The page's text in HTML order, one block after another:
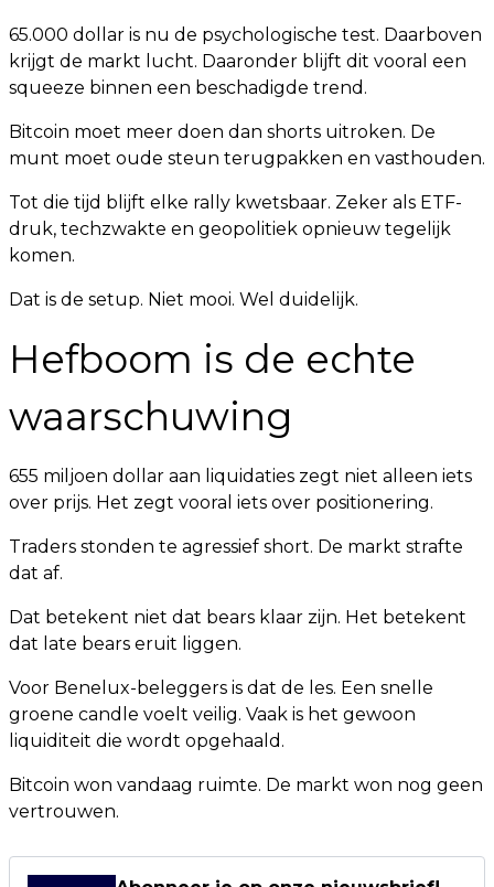
65.000 dollar is nu de psychologische test. Daarboven
krijgt de markt lucht. Daaronder blijft dit vooral een
squeeze binnen een beschadigde trend.
Bitcoin moet meer doen dan shorts uitroken. De
munt moet oude steun terugpakken en vasthouden.
Tot die tijd blijft elke rally kwetsbaar. Zeker als ETF-
druk, techzwakte en geopolitiek opnieuw tegelijk
komen.
Dat is de setup. Niet mooi. Wel duidelijk.
Hefboom is de echte
waarschuwing
655 miljoen dollar aan liquidaties zegt niet alleen iets
over prijs. Het zegt vooral iets over positionering.
Traders stonden te agressief short. De markt strafte
dat af.
Dat betekent niet dat bears klaar zijn. Het betekent
dat late bears eruit liggen.
Voor Benelux-beleggers is dat de les. Een snelle
groene candle voelt veilig. Vaak is het gewoon
liquiditeit die wordt opgehaald.
Bitcoin won vandaag ruimte. De markt won nog geen
vertrouwen.